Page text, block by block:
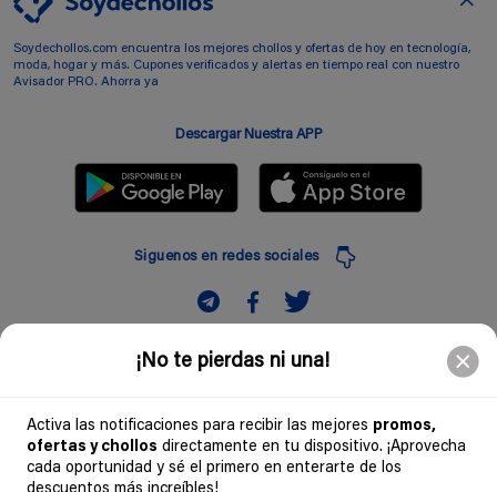
¡No te pierdas ni una!
Activa las notificaciones para recibir las mejores promos,
ofertas y chollos directamente en tu dispositivo. ¡Aprovecha
cada oportunidad y sé el primero en enterarte de los
Soydechollos.com encuentra los mejores chollos y ofertas de hoy en tecnología,
moda, hogar y más. Cupones verificados y alertas en tiempo real con nuestro
Avisador PRO. Ahorra ya
Descargar Nuestra APP
Siguenos en redes sociales
Suscribir
Comunidad